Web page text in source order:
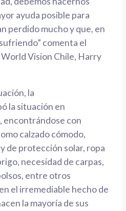
ayuda posible para
perdido mucho y que, en
comenta el
WorldVision Chile, Harry
, la
la situación en
encontrándose con
calzado cómodo,
de protección solar, ropa
necesidad de carpas,
entre otros
el irremediable hecho de
la mayoría de sus